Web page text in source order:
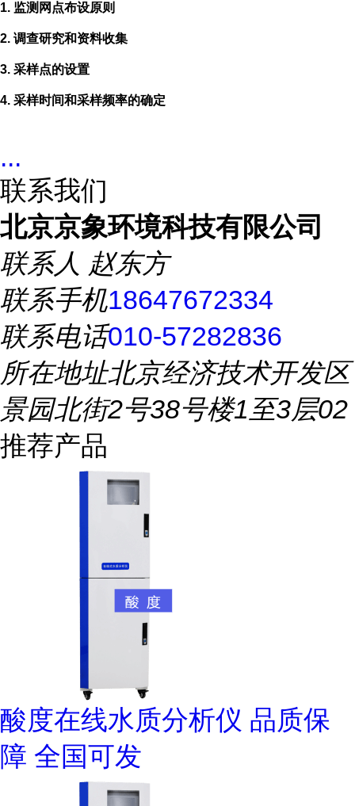
1. 监测网点布设原则
2. 调查研究和资料收集
3. 采样点的设置
4. 采样时间和采样频率的确定
...
联系我们
北京京象环境科技有限公司
联系人 赵东方
联系手机18647672334
联系电话010-57282836
所在地址北京经济技术开发区
景园北街2号38号楼1至3层02
推荐产品
酸度在线水质分析仪 品质保
障 全国可发